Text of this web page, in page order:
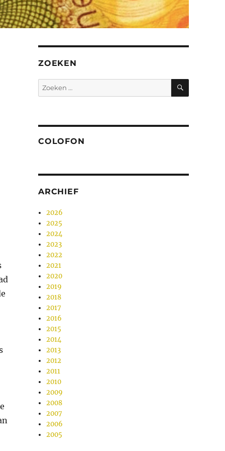
ZOEKEN
Zoeken
naar:
ZOEKEN
COLOFON
ARCHIEF
2026
2025
2024
2023
2022
2021
2020
2019
2018
2017
2016
2015
2014
2013
2012
2011
2010
2009
2008
2007
2006
2005